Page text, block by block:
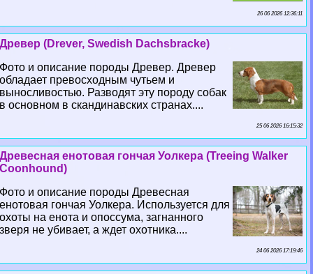
26 06 2026 12:36:11
Древер (Drever, Swedish Dachsbracke)
Фото и описание породы Древер. Древер
обладает превосходным чутьем и
выносливостью. Разводят эту породу собак
в основном в скандинавских странах....
25 06 2026 16:15:32
Древесная енотовая гончая Уолкера (Treeing Walker
Coonhound)
Фото и описание породы Древесная
енотовая гончая Уолкера. Используется для
охоты на енота и опоссума, загнанного
зверя не убивает, а ждет охотника....
24 06 2026 17:19:46